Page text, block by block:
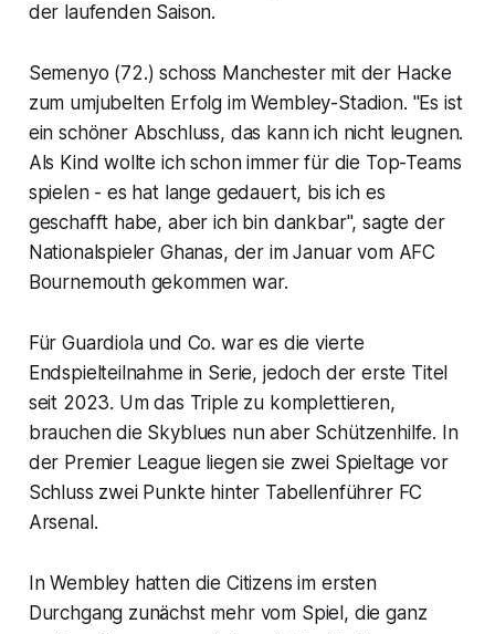
der laufenden Saison.
Semenyo (72.) schoss Manchester mit der Hacke
zum umjubelten Erfolg im Wembley-Stadion. "Es ist
ein schöner Abschluss, das kann ich nicht leugnen.
Als Kind wollte ich schon immer für die Top-Teams
spielen - es hat lange gedauert, bis ich es
geschafft habe, aber ich bin dankbar", sagte der
Nationalspieler Ghanas, der im Januar vom AFC
Bournemouth gekommen war.
Für Guardiola und Co. war es die vierte
Endspielteilnahme in Serie, jedoch der erste Titel
seit 2023. Um das Triple zu komplettieren,
brauchen die Skyblues nun aber Schützenhilfe. In
der Premier League liegen sie zwei Spieltage vor
Schluss zwei Punkte hinter Tabellenführer FC
Arsenal.
In Wembley hatten die Citizens im ersten
Durchgang zunächst mehr vom Spiel, die ganz